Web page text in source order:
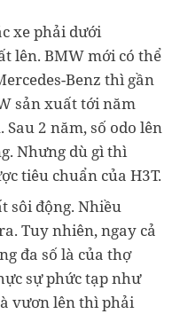
xe phải dưới
lên. BMW mới có thể
Benz thì gần
sản xuất tới năm
2 năm, số odo lên
Nhưng dù gì thì
tiêu chuẩn của H3T.
sôi động. Nhiều
Tuy nhiên, ngay cả
đa số là của thợ
sự phức tạp như
vươn lên thì phải